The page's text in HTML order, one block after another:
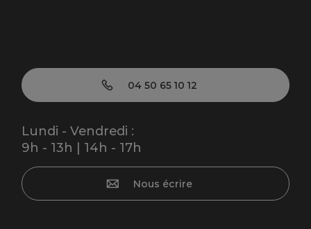
04 50 65 10 12
Lundi - Vendredi :
9h - 13h | 14h - 17h
Nous écrire